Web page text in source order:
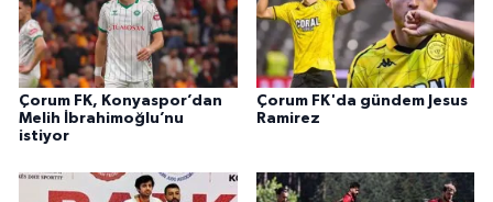
Çorum FK, Konyaspor’dan
Melih İbrahimoğlu’nu
istiyor
Çorum FK'da gündem Jesus
Ramirez